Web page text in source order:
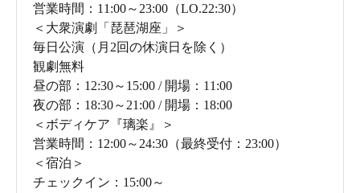
営業時間：11:00～23:00（LO.22:30）
＜大衆演劇「琵琶湖座」＞
毎日公演（月2回の休演日を除く）
観劇無料
昼の部：12:30～15:00 / 開場：11:00
夜の部：18:30～21:00 / 開場：18:00
＜ボディケア『璃楽』＞
営業時間：12:00～24:30（最終受付：23:00）
＜宿泊＞
チェックイン：15:00～